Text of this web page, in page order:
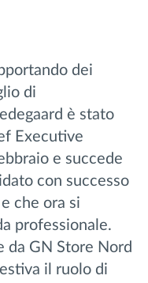
dei
di
è stato
Executive
e succede
con successo
che ora si
professionale.
da GN Store Nord
il ruolo di